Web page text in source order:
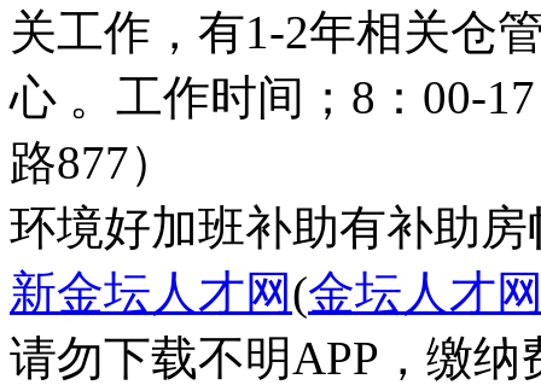
关工作，有1-2年相关仓
心 。工作时间；8：00-
路877）
环境好加班补助有补助
新金坛人才网(金坛人才
请勿下载不明APP，缴